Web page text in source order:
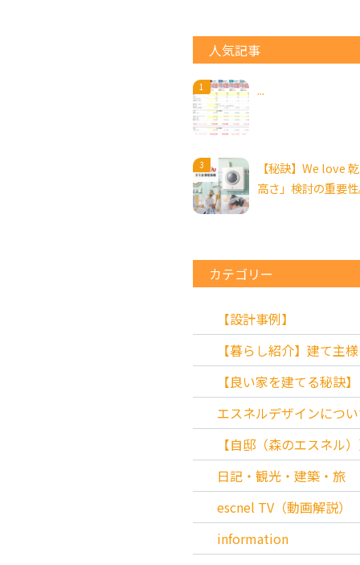
人気記事
...
【秘訣】We love
高さ」検討の重要
カテゴリー
【設計事例】
【暮らし紹介】建て主
【良い家を建てる秘訣】
エスネルデザインにつ
【自邸（森のエスネル
日記・観光・建築・旅
escnel TV（動画解説）
information